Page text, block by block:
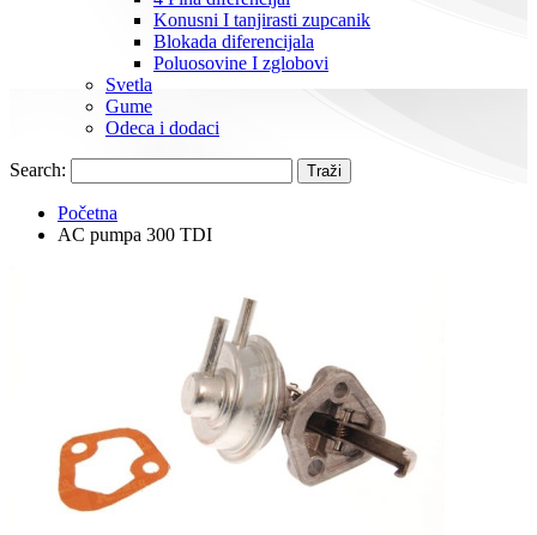
Konusni I tanjirasti zupcanik
Blokada diferencijala
Poluosovine I zglobovi
Svetla
Gume
Odeca i dodaci
Search: Traži
Početna
AC pumpa 300 TDI